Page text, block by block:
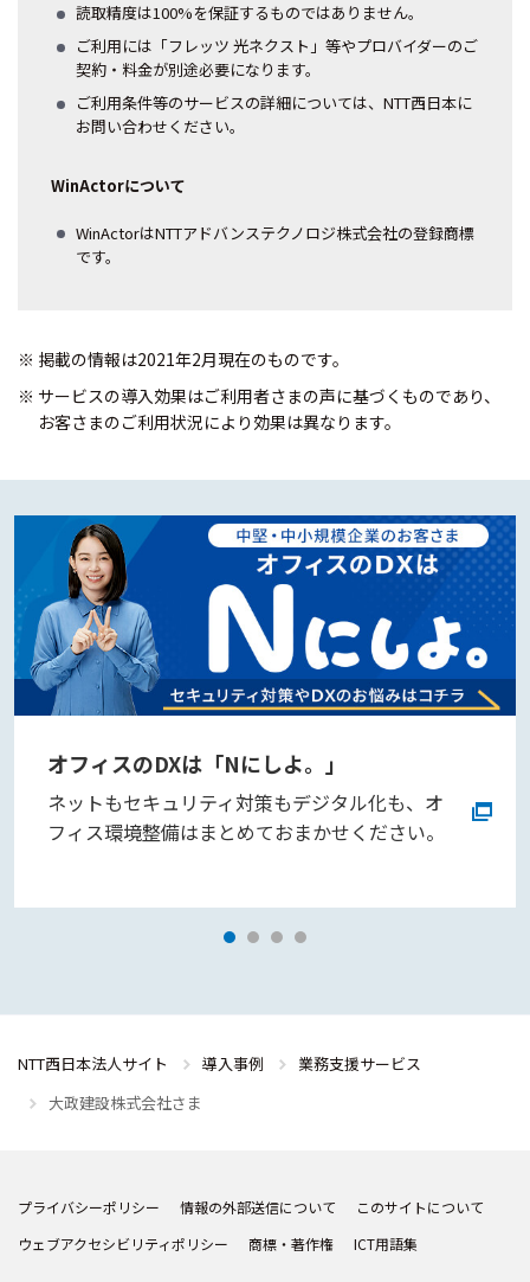
読取精度は100%を保証するものではありません。
ご利用には「フレッツ 光ネクスト」等やプロバイダーのご
契約・料金が別途必要になります。
ご利用条件等のサービスの詳細については、NTT西日本に
お問い合わせください。
WinActorについて
WinActorはNTTアドバンステクノロジ株式会社の登録商標
です。
※ 掲載の情報は2021年2月現在のものです。
※ サービスの導入効果はご利用者さまの声に基づくものであり、
お客さまのご利用状況により効果は異なります。
オフィスのDXは「Nにしよ。」
ネットもセキュリティ対策もデジタル化も、オ
フィス環境整備はまとめておまかせください。
NTT西日本法人サイト 導入事例
業務支援サービス
大政建設株式会社さま
プライバシーポリシー 情報の外部送信について
このサイトについて
ウェブアクセシビリティポリシー
商標・著作権 ICT用語集